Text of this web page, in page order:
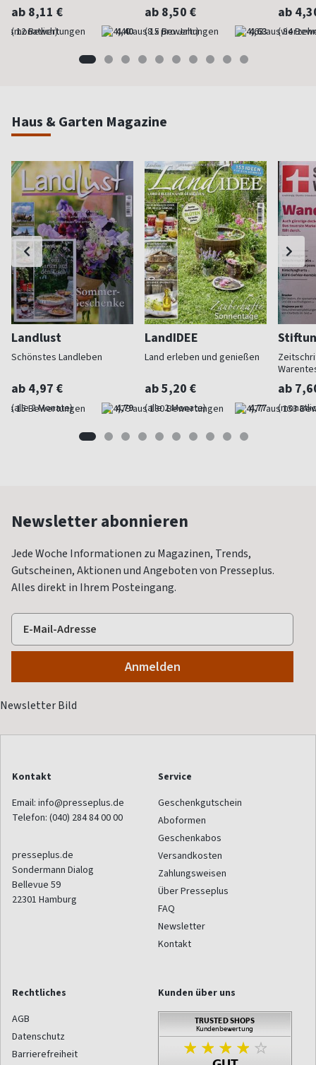
ab 8,11 €
(monatlich) 4,40
ab 8,50 €
(8 x pro Jahr) 4,63
ab
Haus & Garten Magazine
Landlust
Schönstes Landleben
ab 4,97 €
(alle 2 Monate) 4,79
LandIDEE
Land erleben und genießen
ab 5,20 €
(alle 2 Monate) 4,77
ab
Newsletter abonnieren
Jede Woche Informationen zu Magazinen, Trends,
Gutscheinen, Aktionen und Angeboten von Presseplus.
Alles direkt in Ihrem Posteingang.
Kontakt
Email: info@presseplus.de
Telefon: (040) 284 84 00 00
presseplus.de
Sondermann Dialog
Bellevue 59
22301 Hamburg
Service
Geschenkgutschein
Aboformen
Geschenkabos
Versandkosten
Zahlungsweisen
Über Presseplus
FAQ
Newsletter
Kontakt
Rechtliches
AGB
Datenschutz
Barrierefreiheit
Kunden über uns